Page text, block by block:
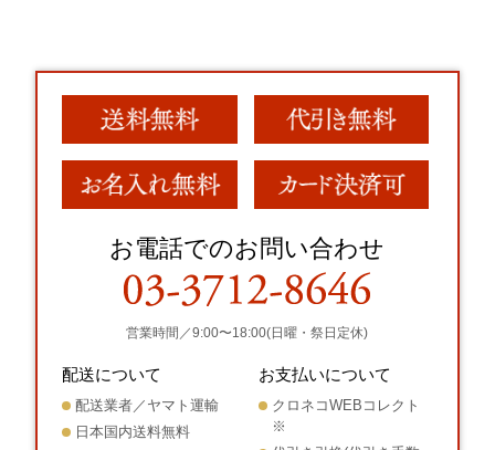
お電話でのお問い合わせ
営業時間／9:00〜18:00(日曜・祭日定休)
配送について
配送業者／ヤマト運輸
日本国内送料無料
お支払いについて
クロネコWEBコレクト
※